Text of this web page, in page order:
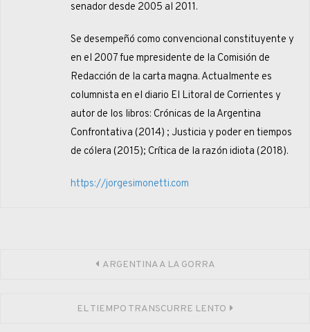
senador desde 2005 al 2011.
Se desempeñó como convencional constituyente y
en el 2007 fue mpresidente de la Comisión de
Redacción de la carta magna. Actualmente es
columnista en el diario El Litoral de Corrientes y
autor de los libros: Crónicas de la Argentina
Confrontativa (2014) ; Justicia y poder en tiempos
de cólera (2015); Crítica de la razón idiota (2018).
https://jorgesimonetti.com
NavegaciónARGENTINA A LA GORRA
EL TIEMPO TRANSCURRE LENTO